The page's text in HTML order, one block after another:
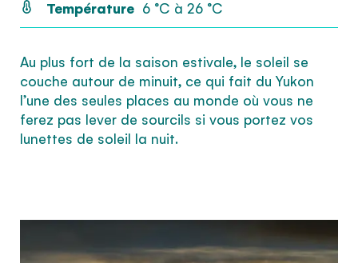
Inscrivez-vous à notre infolettre pour recevoir
J’accepte lestermes et conditions
Température 6 °C à 26 °C
Au plus fort de la saison estivale, le soleil se
couche autour de minuit, ce qui fait du Yukon
l’une des seules places au monde où vous ne
ferez pas lever de sourcils si vous portez vos
lunettes de soleil la nuit.